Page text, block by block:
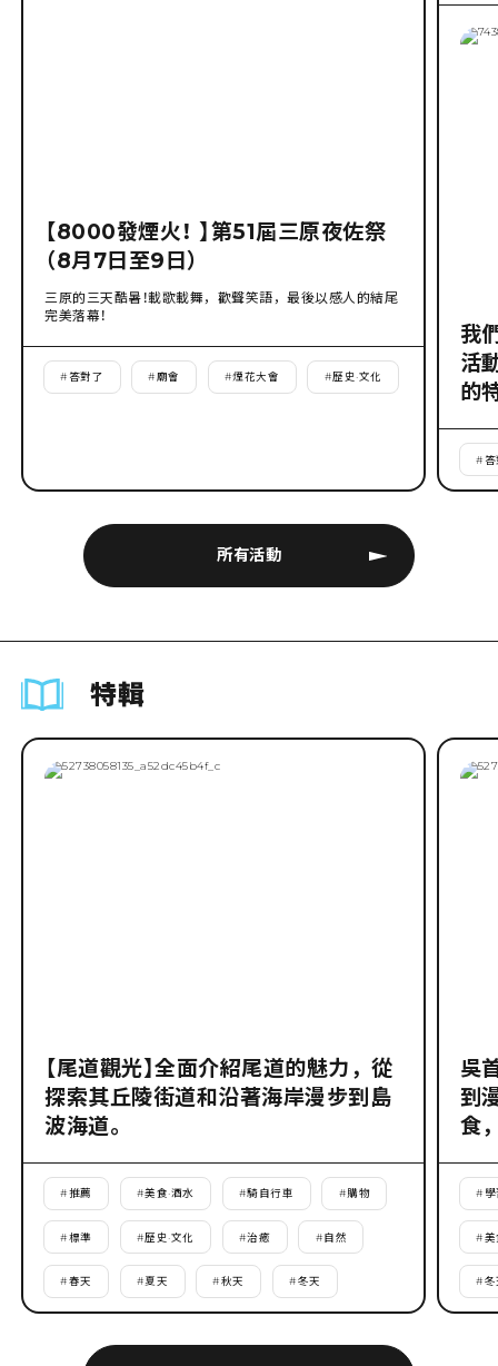
所有活動
【8000發煙火！ 】第51屆三原夜佐祭
（8月7日至9日）
三原的三天酷暑！載歌載舞，歡聲笑語，最後以感人的結尾
完美落幕！
# 答對了 #廟會 #煙花大會 #歷史·文化
我
活
的
#
特輯
【尾道觀光】全面介紹尾道的魅力，從
探索其丘陵街道和沿著海岸漫步到島
波海道。
#推薦 #美食·酒水 #騎自行車 #購物
#標準 #歷史·文化 #治癒 #自然
#春天 #夏天 #秋天 #冬天
吳
到
食
# 學
#美
#冬